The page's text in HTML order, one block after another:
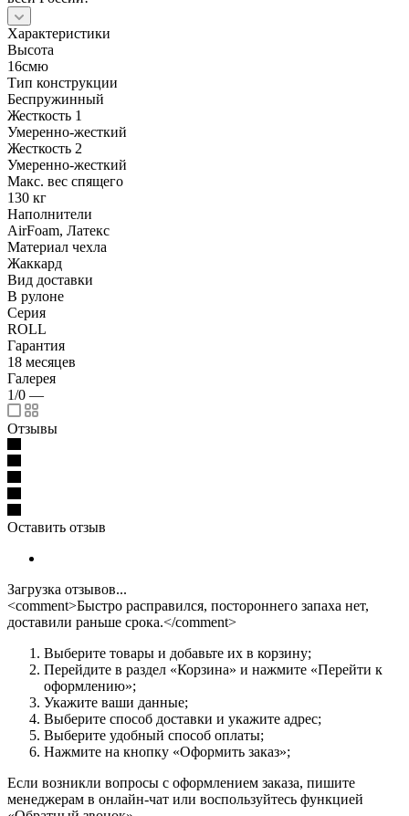
Характеристики
Высота
16смю
Тип конструкции
Беспружинный
Жесткость 1
Умеренно-жесткий
Жесткость 2
Умеренно-жесткий
Макс. вес спящего
130 кг
Наполнители
AirFoam, Латекс
Материал чехла
Жаккард
Вид доставки
В рулоне
Серия
ROLL
Гарантия
18 месяцев
Галерея
1/0 —
Отзывы
Оставить отзыв
Загрузка отзывов...
<comment>Быстро расправился, постороннего запаха нет,
доставили раньше срока.</comment>
Выберите товары и добавьте их в корзину;
Перейдите в раздел «Корзина» и нажмите «Перейти к
оформлению»;
Укажите ваши данные;
Выберите способ доставки и укажите адрес;
Выберите удобный способ оплаты;
Нажмите на кнопку «Оформить заказ»;
Если возникли вопросы с оформлением заказа, пишите
менеджерам в онлайн-чат или воспользуйтесь функцией